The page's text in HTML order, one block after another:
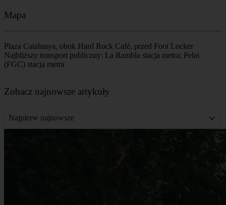
Mapa
Plaza Catalunya, obok Hard Rock Café, przed Foot Locker
Najbliższy transport publiczny: La Rambla stacja metra; Pelai
(FGC) stacja metra
+
Zobacz najnowsze artykuły
Najpierw najnowsze